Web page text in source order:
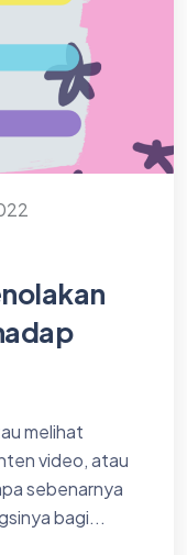
melihat
video, atau
sebenarnya
bagi...